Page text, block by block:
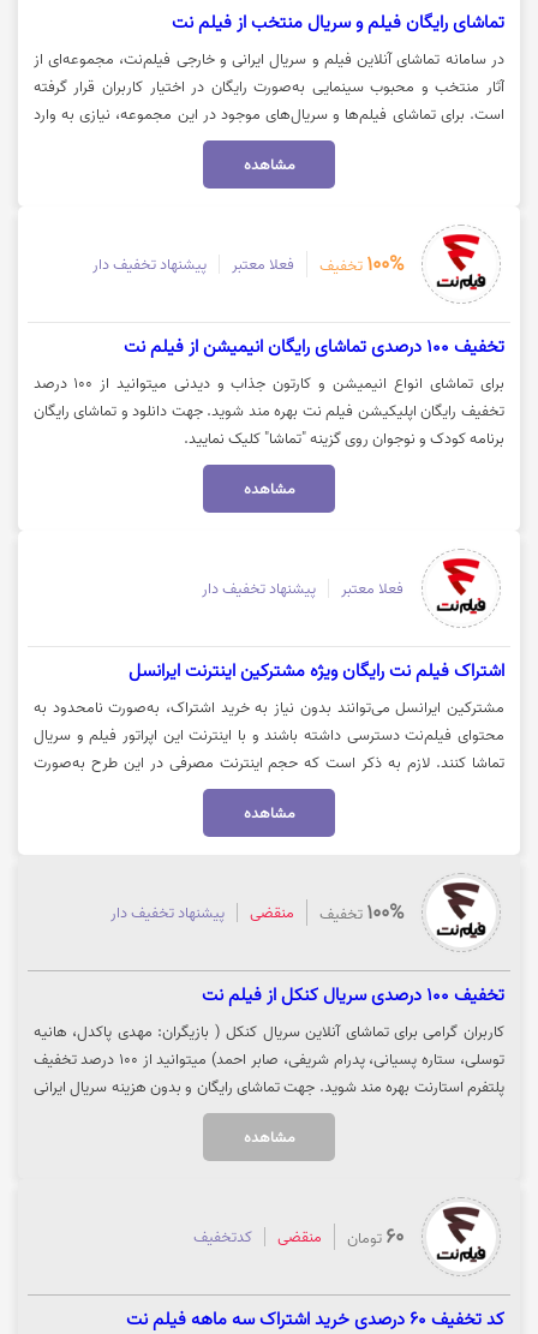
تماشای رایگان فیلم و سریال منتخب از فیلم نت
در سامانه تماشای آنلاین فیلم و سریال ایرانی و خارجی فیلم‌نت، مجموعه‌ای از
آثار منتخب و محبوب سینمایی به‌صورت رایگان در اختیار کاربران قرار گرفته
است. برای تماشای فیلم‌ها و سریال‌های موجود در این مجموعه، نیازی به وارد
کردن کد تخفیف یا خرید اشتراک فیلم‌نت نیست و تمامی کاربران می‌توانند بدون
محدودیت به این محتواها دسترسی داشته باشند. جهت مشاهده و تماشای
مشاهده
100% تخفیف فعلا معتبر پیشنهاد تخفیف دار
تخفیف 100 درصدی تماشای رایگان انیمیشن از فیلم نت
برای تماشای انواع انیمیشن و کارتون جذاب و دیدنی میتوانید از 100 درصد
تخفیف رایگان اپلیکیشن فیلم نت بهره مند شوید. جهت دانلود و تماشای رایگان
برنامه کودک و نوجوان روی گزینه "تماشا" کلیک نمایید.
مشاهده
فعلا معتبر پیشنهاد تخفیف دار
اشتراک فیلم نت رایگان ویژه مشترکین اینترنت ایرانسل
مشترکین ایرانسل می‌توانند بدون نیاز به خرید اشتراک، به‌صورت نامحدود به
محتوای فیلم‌نت دسترسی داشته باشند و با اینترنت این اپراتور فیلم و سریال
تماشا کنند. لازم به ذکر است که حجم اینترنت مصرفی در این طرح به‌صورت
تمام‌بها محاسبه می‌شود و شامل اینترنت رایگان یا نیم‌بها نیست. جهت ورود به
وب‌سایت فیلم‌نت و استفاده از این امکان ویژه، روی گزینه «خرید کنید» کلیک
مشاهده
100% تخفیف منقضی پیشنهاد تخفیف دار
تخفیف 100 درصدی سریال کنکل از فیلم نت
کاربران گرامی برای تماشای آنلاین سریال کنکل ( بازیگران: مهدی پاکدل، هانیه
توسلی، ستاره پسیانی، پدرام شریفی، صابر احمد) میتوانید از 100 درصد تخفیف
پلتفرم استارنت بهره مند شوید. جهت تماشای رایگان و بدون هزینه سریال ایرانی
کنکل روی گزینه "تماشا" کلیک نمایید.
مشاهده
60 تومان منقضی کدتخفیف
کد تخفیف 60 درصدی خرید اشتراک سه ماهه فیلم نت